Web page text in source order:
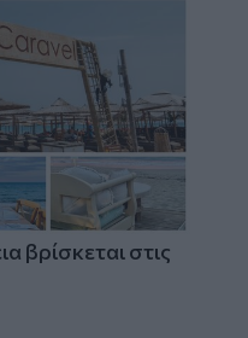
βρίσκεται στις